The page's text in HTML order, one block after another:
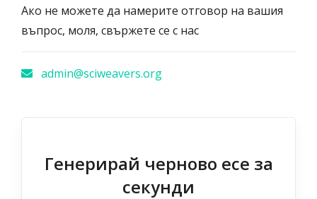
Ако не можете да намерите отговор на вашия
въпрос, моля, свържете се с нас
admin@sciweavers.org
Генерирай черново есе за
секунди